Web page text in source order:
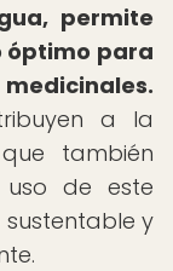
permite
óptimo para
a la
también
de este
y